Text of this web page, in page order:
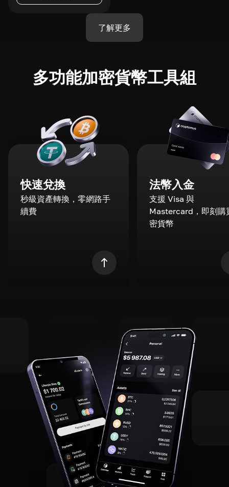
了解更多
多功能加密貨幣工具組
快速兌換
秒級資產轉換，零網路手
續費
法幣入金
支援 Visa 與
Mastercard，即刻購
密貨幣